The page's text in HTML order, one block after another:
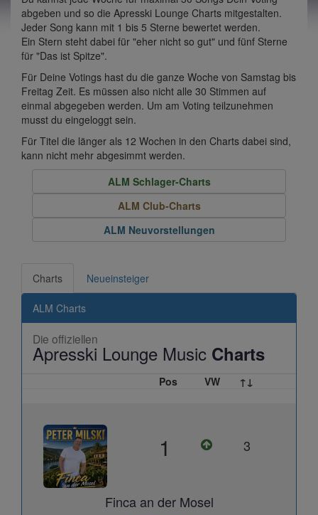
abgeben und so die Apresski Lounge Charts mitgestalten.
Jeder Song kann mit 1 bis 5 Sterne bewertet werden.
Ein Stern steht dabei für "eher nicht so gut" und fünf Sterne
für "Das ist Spitze".
Für Deine Votings hast du die ganze Woche von Samstag bis
Freitag Zeit. Es müssen also nicht alle 30 Stimmen auf
einmal abgegeben werden. Um am Voting teilzunehmen
musst du eingeloggt sein.
Für Titel die länger als 12 Wochen in den Charts dabei sind,
kann nicht mehr abgesimmt werden.
ALM Schlager-Charts
ALM Club-Charts
ALM Neuvorstellungen
Charts Neueinsteiger
ALM Charts
Die offiziellen
Apresski Lounge Music Charts
Pos VW ↑↓
1 3
Finca an der Mosel